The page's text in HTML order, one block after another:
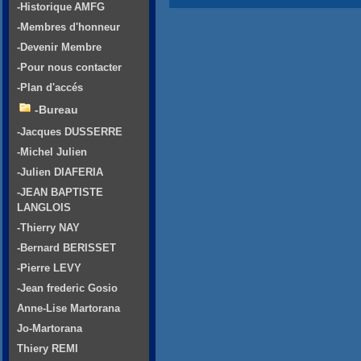
-Historique AMFG
-Membres d'honneur
-Devenir Membre
-Pour nous contacter
-Plan d'accés
-Bureau
-Jacques DUSSERRE
-Michel Julien
-Julien DIAFERIA
-JEAN BAPTISTE
LANGLOIS
-Thierry NAY
-Bernard BERISSET
-Pierre LEVY
-Jean frederic Gosio
Anne-Lise Martorana
Jo-Martorana
Thiery REMI